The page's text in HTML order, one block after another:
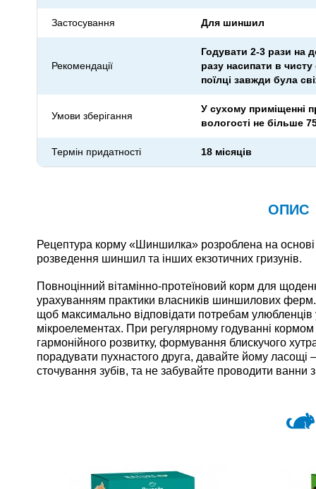
Застосування Для шиншил
Рекомендації
Годувати 2-3 рази на
разу насипати в
поїлці завжди була
Умови зберігання
У сухому приміщенні
вологості не більше
Термін придатності 18 місяців
ОПИС
Рецептура корму «Шиншилка» розроблена на основі
розведення шиншил та інших екзотичних гризунів.
Повноцінний вітамінно-протеїновий корм для
урахуванням практики власників шиншилових
щоб максимально відповідати потребам
мікроелементах. При регулярному годуванні
гармонійного розвитку, формування блискучого
порадувати пухнастого друга, давайте йому ласощі
сточування зубів, та не забувайте проводити ванни